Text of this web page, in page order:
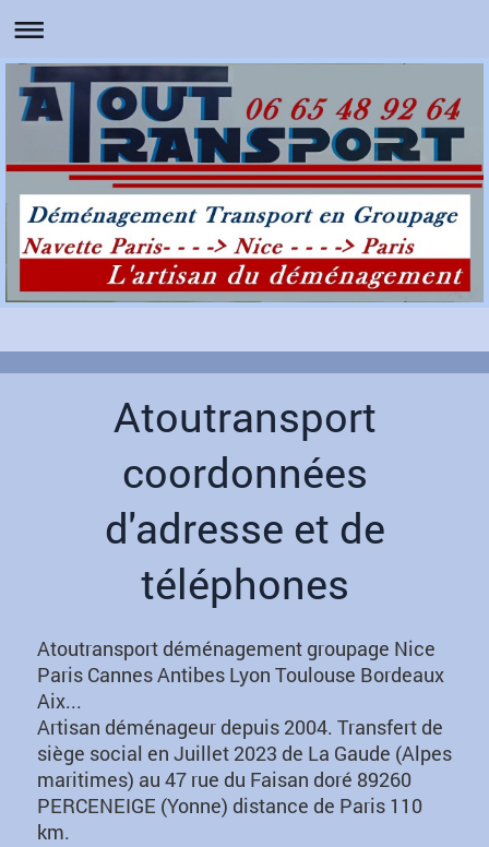
Atoutransport
coordonnées
d'adresse et de
téléphones
Atoutransport déménagement groupage Nice
Paris Cannes Antibes Lyon Toulouse Bordeaux
Aix...
Artisan déménageur depuis 2004. Transfert de
siège social en Juillet 2023 de La Gaude (Alpes
maritimes) au 47 rue du Faisan doré 89260
PERCENEIGE (Yonne) distance de Paris 110
km.